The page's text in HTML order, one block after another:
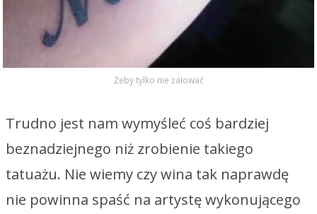
Żeby tylko nie żałować
Trudno jest nam wymyśleć coś bardziej
beznadziejnego niż zrobienie takiego
tatuażu. Nie wiemy czy wina tak naprawdę
nie powinna spaść na artystę wykonującego